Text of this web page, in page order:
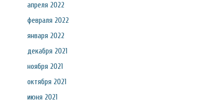
апреля 2022
февраля 2022
января 2022
декабря 2021
ноября 2021
октября 2021
июня 2021